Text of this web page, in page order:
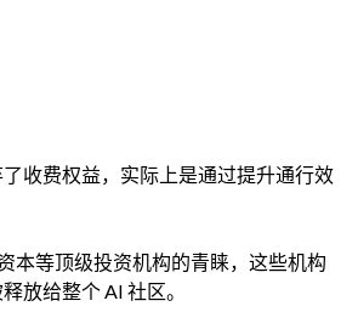
收费权益，实际上是通过提升通行效
本等顶级投资机构的青睐，这些机构
放给整个 AI 社区。